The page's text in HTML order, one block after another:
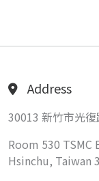
Address
30013 新竹市光
Room 530 TSMC
Hsinchu, Taiwan